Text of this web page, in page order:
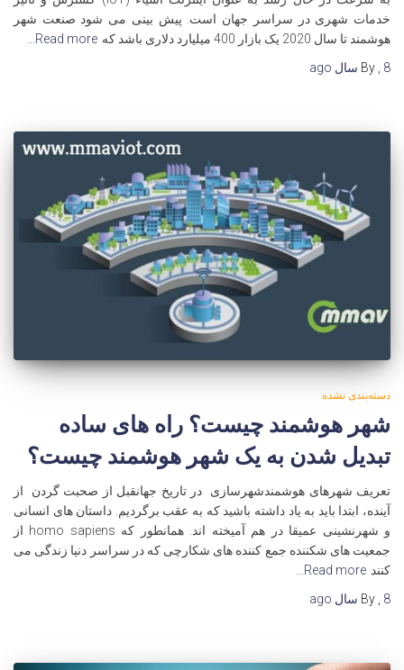
خدمات شهری در سراسر جهان است. پیش بینی می شود صنعت شهر
هوشمند تا سال 2020 یک بازار 400 میلیارد دلاری باشد که
Read more…
By , 8 سال
دسته‌بندی نشده
شهر هوشمند چیست؟ راه های ساده
تبدیل شدن به یک شهر هوشمند چیست؟
تعریف شهرهای هوشمندشهرسازی در تاریخ جهانقبل از صحبت گردن از
آینده، ابتدا باید به یاد داشته باشید که به عقب برگردیم. داستان های انسانی
و شهرنشینی عمیقا در هم آمیخته اند. همانطور که homo sapiens از
جمعیت های شکننده جمع کننده های شکارچی که در سراسر دنیا زندگی می
کنند Read more…
By
8 سال